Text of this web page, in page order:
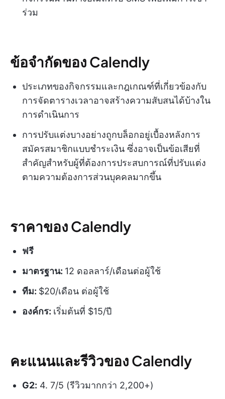
ร่วม
ข้อจำกัดของ Calendly
ประเภทของกิจกรรมและกฎเกณฑ์ที่เกี่ยวข้องกับ
การจัดตารางเวลาอาจสร้างความสับสนได้บ้างใน
การดำเนินการ
การปรับแต่งบางอย่างถูกบล็อกอยู่เบื้องหลังการ
สมัครสมาชิกแบบชำระเงิน ซึ่งอาจเป็นข้อเสียที่
สำคัญสำหรับผู้ที่ต้องการประสบการณ์ที่ปรับแต่ง
ตามความต้องการส่วนบุคคลมากขึ้น
ราคาของ Calendly
ฟรี
มาตรฐาน: 12 ดอลลาร์/เดือนต่อผู้ใช้
ทีม: $20/เดือน ต่อผู้ใช้
องค์กร: เริ่มต้นที่ $15/ปี
คะแนนและรีวิวของ Calendly
G2: 4. 7/5 (รีวิวมากกว่า 2,200+)